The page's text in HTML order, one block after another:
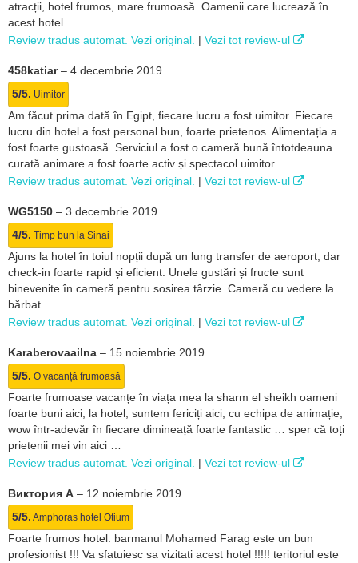
atracții, hotel frumos, mare frumoasă. Oamenii care lucrează în
acest hotel …
Review tradus automat. Vezi original. | Vezi tot review-ul
458katiar– 4 decembrie 2019
5/5. Uimitor
Am făcut prima dată în Egipt, fiecare lucru a fost uimitor. Fiecare
lucru din hotel a fost personal bun, foarte prietenos. Alimentația a
fost foarte gustoasă. Serviciul a fost o cameră bună întotdeauna
curată.animare a fost foarte activ și spectacol uimitor …
Review tradus automat. Vezi original. | Vezi tot review-ul
WG5150 – 3 decembrie 2019
4/5. Timp bun la Sinai
Ajuns la hotel în toiul nopții după un lung transfer de aeroport, dar
check-in foarte rapid și eficient. Unele gustări și fructe sunt
binevenite în cameră pentru sosirea târzie. Cameră cu vedere la
bărbat …
Review tradus automat. Vezi original. | Vezi tot review-ul
Karaberovaailna – 15 noiembrie 2019
5/5. O vacanță frumoasă
Foarte frumoase vacanțe în viața mea la sharm el sheikh oameni
foarte buni aici, la hotel, suntem fericiți aici, cu echipa de animație,
wow într-adevăr în fiecare dimineață foarte fantastic … sper că toți
prietenii mei vin aici …
Review tradus automat. Vezi original. | Vezi tot review-ul
Виктория А – 12 noiembrie 2019
5/5. Amphoras hotel Otium
Foarte frumos hotel. barmanul Mohamed Farag este un bun
profesionist !!! Va sfatuiesc sa vizitati acest hotel !!!!! teritoriul este